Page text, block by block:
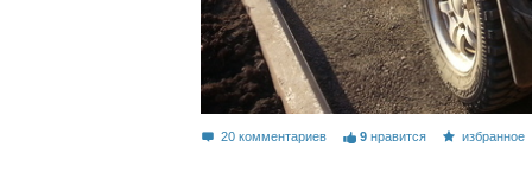
20 комментариев 9 нравится избранное